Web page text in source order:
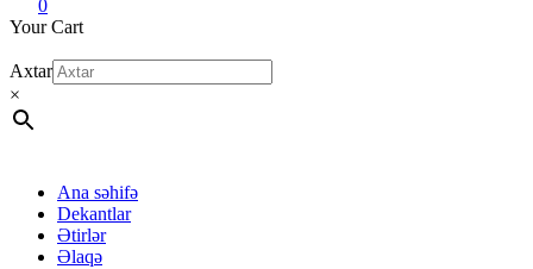
0
Your Cart
Axtar
×
Ana səhifə
Dekantlar
Ətirlər
Əlaqə